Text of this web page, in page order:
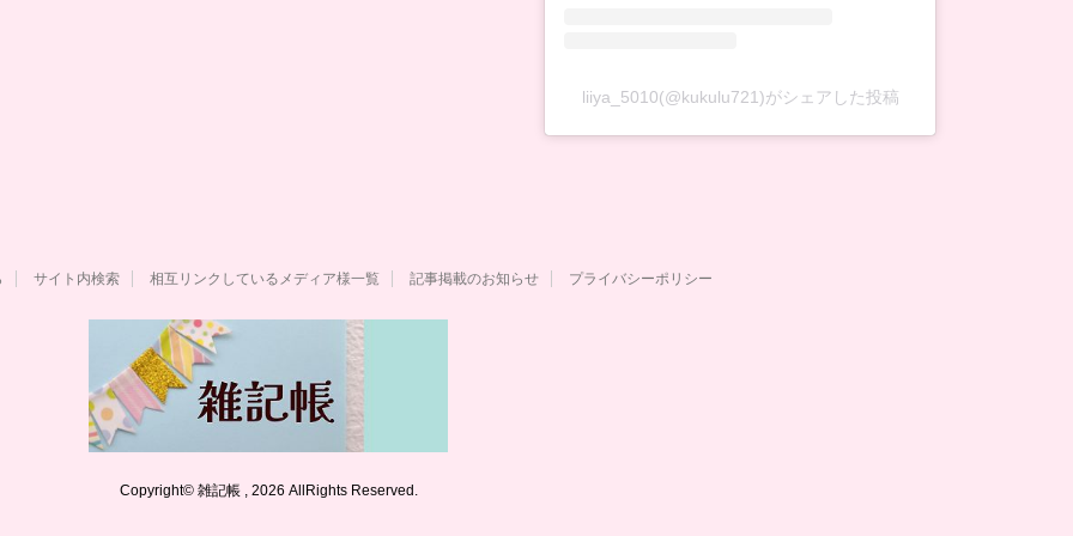
liiya_5010(@kukulu721)がシェアした投稿
サイト内検索 相互リンクしているメディア様一覧 記事掲載のお知らせ プライバシーポリシー
Copyright© 雑記帳 , 2026 AllRights Reserved.